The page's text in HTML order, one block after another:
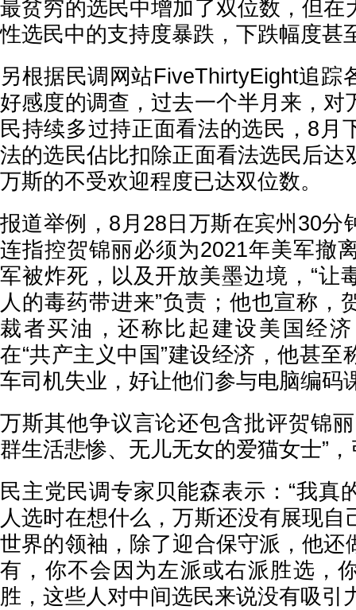
最贫穷的选民中增加了双位数，但在
性选民中的支持度暴跌，下跌幅度甚
另根据民调网站FiveThirtyEight追踪
好感度的调查，过去一个半月来，对
民持续多过持正面看法的选民，8月
法的选民佔比扣除正面看法选民后达
万斯的不受欢迎程度已达双位数。
报道举例，8月28日万斯在宾州30分
连指控贺锦丽必须为2021年美军撤
军被炸死，以及开放美墨边境，“让
人的毒药带进来”负责；他也宣称，
裁者买油，还称比起建设美国经
在“共产主义中国”建设经济，他甚至
车司机失业，好让他们参与电脑编码
万斯其他争议言论还包含批评贺锦
群生活悲惨、无儿无女的爱猫女士”
民主党民调专家贝能森表示：“我真
人选时在想什么，万斯还没有展现自
世界的领袖，除了迎合保守派，他还
有，你不会因为左派或右派胜选，
胜，这些人对中间选民来说没有吸引